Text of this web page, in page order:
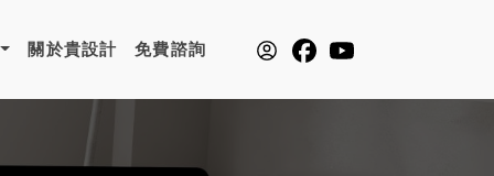
關於貴設計 免費諮詢